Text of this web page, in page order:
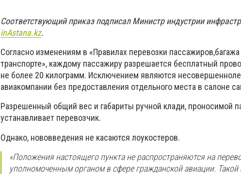
Соответствующий приказ подписал Министр индустрии
inAstana.kz.
Согласно изменениям в «Правилах перевозки пассажиров,
транспорте», каждому пассажиру разрешается бесплатный
не более 20 килограмм. Исключением являются
авиакомпании без предоставления отдельного места в салоне
Разрешенный общий вес и габариты ручной клади, проносимой
устанавливает перевозчик.
Однако, нововведения не касаются лоукостеров.
«Положения настоящего пункта не распространяются на
уполномоченным органом в сфере гражданской авиации. Такой